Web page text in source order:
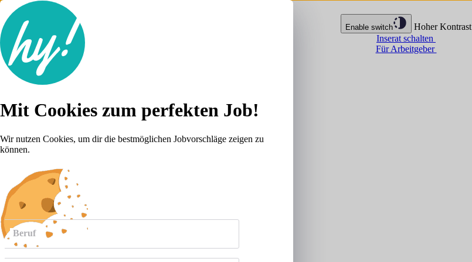
Enable switch
Hoher Kontrast
Inserat schalten
Für Arbeitgeber
Lebenslauf
Jobs anzeigen
Beruf
Mit Cookies zum perfekten Job!
Wir nutzen Cookies, um dir die bestmöglichen Jobvorschläge zeigen zu
können.